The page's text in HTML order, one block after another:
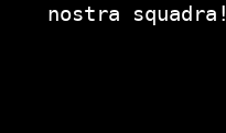
nostra squadra!